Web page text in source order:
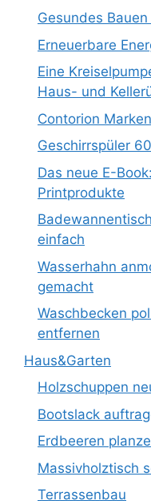
Gesundes
Erneuerbare
Eine
Haus- und
Contorion
Geschirrspüler
Das neue E-
Printprodukte
einfach
Wasserhahn
gemacht
Waschbecken
entfernen
Haus&Garten
Holzschuppen
Bootslack
Erdbeeren
Massivholztisch
Terrassenbau